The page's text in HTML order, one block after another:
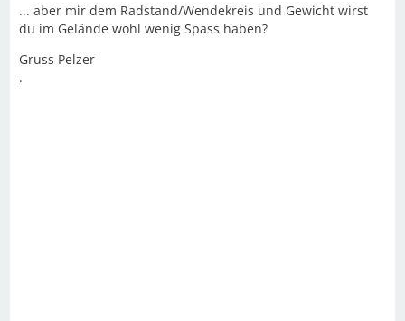
... aber mir dem Radstand/Wendekreis und Gewicht wirst
du im Gelände wohl wenig Spass haben?
Gruss Pelzer
.